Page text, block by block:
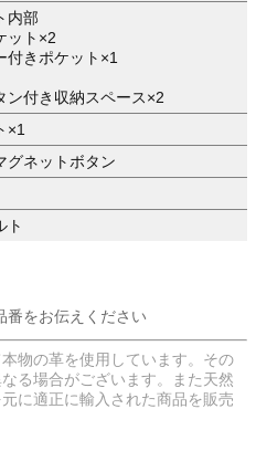
内部
ット×2
きポケット×1
ン付き収納スペース×2
×1
グネットボタン
ト
番をお伝えください
物の革を使用しています。その
る場合がございます。また天然
に適正に輸入された商品を販売